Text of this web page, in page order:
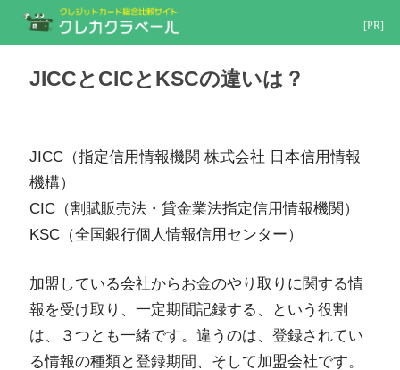
[PR]
JICCとCICとKSCの違いは？
JICC（指定信用情報機関 株式会社 日本信用情報
機構）
CIC（割賦販売法・貸金業法指定信用情報機関）
KSC（全国銀行個人情報信用センター）
加盟している会社からお金のやり取りに関する情
報を受け取り、一定期間記録する、という役割
は、３つとも一緒です。違うのは、登録されてい
る情報の種類と登録期間、そして加盟会社です。